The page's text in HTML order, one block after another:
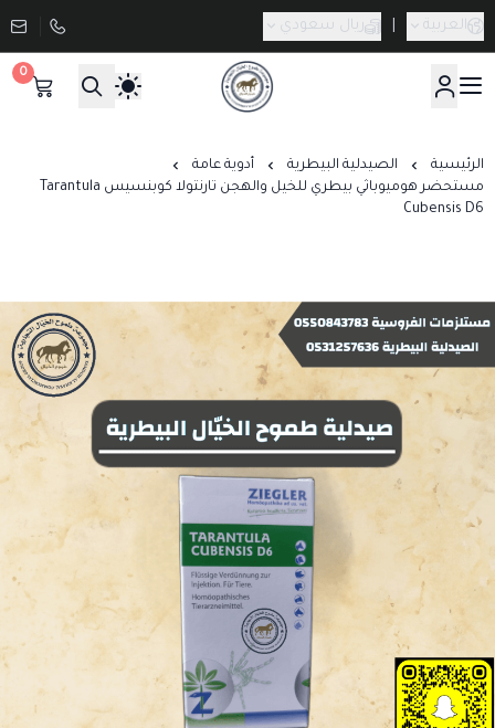
العربية ريال سعودي
صيدلية طموح الخيال البيطرية
0
الرئيسية الصيدلية البيطرية
أدوية عامة
مستحضر هوميوباثي بيطري للخيل والهجن تارنتولا كوبنسيس Tarantula
Cubensis D6